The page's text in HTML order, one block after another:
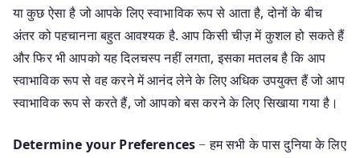
या कुछ ऐसा है जो आपके लिए स्वाभाविक रूप से आता है, दोनों के बीच
अंतर को पहचानना बहुत आवश्यक है. आप किसी चीज़ में कुशल हो सकते हैं
और फिर भी आपको यह दिलचस्प नहीं लगता, इसका मतलब है कि आप
स्वाभाविक रूप से वह करने में आनंद लेने के लिए अधिक उपयुक्त हैं जो आप
स्वाभाविक रूप से करते हैं, जो आपको बस करने के लिए सिखाया गया है।
Determine your Preferences− हम सभी के पास दुनिया के लिए